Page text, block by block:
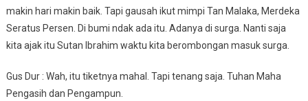
makin hari makin baik. Tapi gausah ikut mimpi Tan Malaka, Merdeka
Seratus Persen. Di bumi ndak ada itu. Adanya di surga. Nanti saja
kita ajak itu Sutan Ibrahim waktu kita berombongan masuk surga.
Gus Dur : Wah, itu tiketnya mahal. Tapi tenang saja. Tuhan Maha
Pengasih dan Pengampun.